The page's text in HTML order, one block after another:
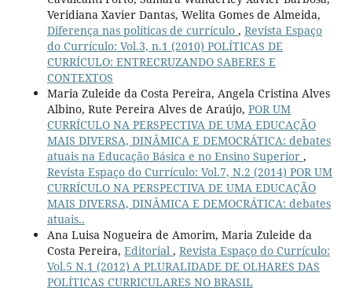
Veridiana Xavier Dantas, Welita Gomes de Almeida,
Diferença nas políticas de currículo , Revista Espaço
do Currículo: Vol.3, n.1 (2010) POLÍTICAS DE
CURRÍCULO: ENTRECRUZANDO SABERES E
CONTEXTOS
Maria Zuleide da Costa Pereira, Angela Cristina Alves
Albino, Rute Pereira Alves de Araújo, POR UM
CURRÍCULO NA PERSPECTIVA DE UMA EDUCAÇÃO
MAIS DIVERSA, DINÂMICA E DEMOCRÁTICA: debates
atuais na Educação Básica e no Ensino Superior ,
Revista Espaço do Currículo: Vol.7, N.2 (2014) POR UM
CURRÍCULO NA PERSPECTIVA DE UMA EDUCAÇÃO
MAIS DIVERSA, DINÂMICA E DEMOCRÁTICA: debates
atuais..
Ana Luisa Nogueira de Amorim, Maria Zuleide da
Costa Pereira, Editorial , Revista Espaço do Currículo:
Vol.5 N.1 (2012) A PLURALIDADE DE OLHARES DAS
POLÍTICAS CURRICULARES NO BRASIL